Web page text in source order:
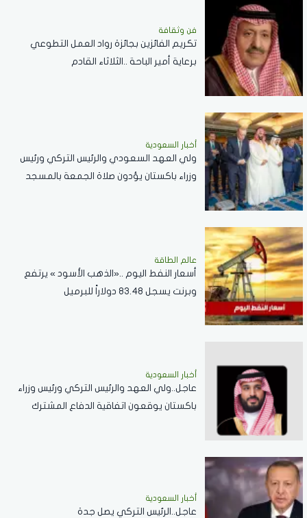
فن وثقافة
تكريم الفائزين بجائزة رواد العمل التطوعي
برعاية أمير الباحة ..الثلاثاء القادم
أخبار السعودية
ولي العهد السعودي والرئيس التركي ورئيس
وزراء باكستان يؤدون صلاة الجمعة بالمسجد
عالم الطاقة
أسعار النفط اليوم ..«الذهب الأسود » يرتفع
وبرنت يسجل 83.48 دولاراً للبرميل
أخبار السعودية
عاجل..ولي العهد والرئيس التركي ورئيس وزراء
باكستان يوقعون اتفاقية الدفاع المشترك
أخبار السعودية
عاجل..الرئيس التركي يصل جدة